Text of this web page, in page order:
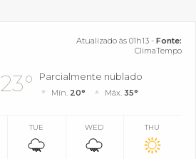
Atualizado às 01h13 - Fonte:
ClimaTempo
23° Parcialmente nublado
Mín. 20° Máx. 35°
TUE WED THU